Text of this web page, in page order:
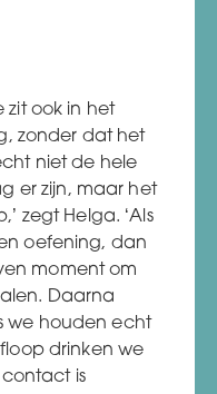
zit ook in het
zonder dat het
niet de hele
er zijn, maar het
zegt Helga. ‘Als
oefening, dan
moment om
Daarna
we houden echt
drinken we
is